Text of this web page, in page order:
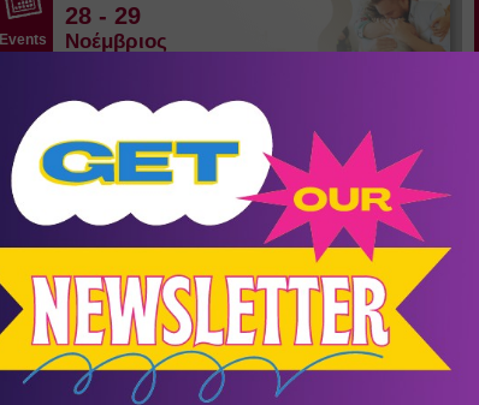
Events
28 - 29
Νοέμβριος
τους γονείς
Αγία Παρασκευή
ΚΕ.ΘΕ.ΣΥ.
12
Αθλητικός Σύλλογος Κοψαχείλα
Παλαιού Φαλήρου
Ποδόσφαιρο